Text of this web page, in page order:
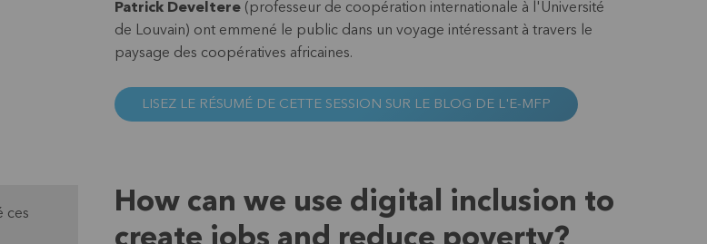
Patrick Develtere (professeur de coopération internationale à l'Université
de Louvain) ont emmené le public dans un voyage intéressant à travers le
paysage des coopératives africaines.
LISEZ LE RÉSUMÉ DE CETTE SESSION SUR LE BLOG DE L'E-MFP
ces
How can we use digital inclusion to